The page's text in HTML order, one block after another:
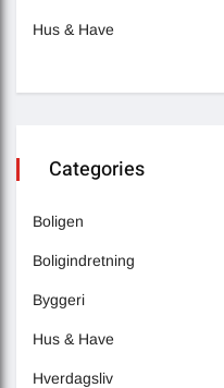
Hus & Have
Categories
Boligen
Boligindretning
Byggeri
Hus & Have
Hverdagsliv